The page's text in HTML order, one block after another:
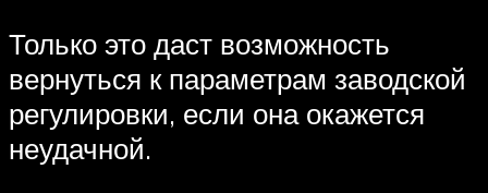
Только это даст возможность
вернуться к параметрам заводской
регулировки, если она окажется
неудачной.